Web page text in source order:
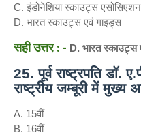
C. इंडोनेशिया स्काउट्स एसोसिएशन
D. भारत स्काउट्स एवं गाइड्स
सही उत्तर : - D. भारत स्काउट्स
25. पूर्व राष्ट्रपति डॉ.
राष्ट्रीय जम्बूरी में मुख्य
A. 15वीं
B. 16वीं